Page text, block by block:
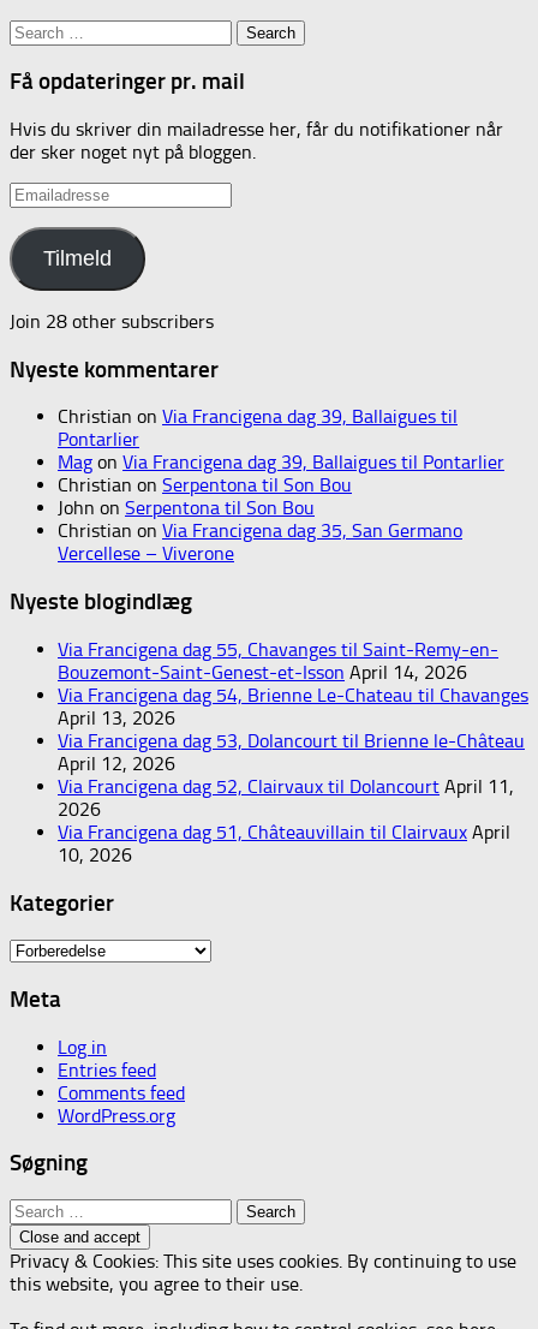
Search
for:
Få opdateringer pr. mail
Hvis du skriver din mailadresse her, får du notifikationer når
der sker noget nyt på bloggen.
Emailadresse
Tilmeld
Join 28 other subscribers
Nyeste kommentarer
Christian on Via Francigena dag 39, Ballaigues til
Pontarlier
Mag on Via Francigena dag 39, Ballaigues til Pontarlier
Christian on Serpentona til Son Bou
John on Serpentona til Son Bou
Christian on Via Francigena dag 35, San Germano
Vercellese – Viverone
Nyeste blogindlæg
Via Francigena dag 55, Chavanges til Saint-Remy-en-
Bouzemont-Saint-Genest-et-Isson April 14, 2026
Via Francigena dag 54, Brienne Le-Chateau til Chavanges
April 13, 2026
Via Francigena dag 53, Dolancourt til Brienne le-Château
April 12, 2026
Via Francigena dag 52, Clairvaux til Dolancourt April 11,
2026
Via Francigena dag 51, Châteauvillain til Clairvaux April
10, 2026
Kategorier
Kategorier
Meta
Log in
Entries feed
Comments feed
WordPress.org
Søgning
Search
for:
Privacy & Cookies: This site uses cookies. By continuing to use
this website, you agree to their use.